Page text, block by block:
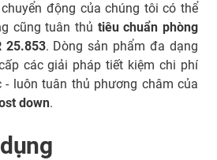
động của chúng tôi có thể
cũng tuân thủ tiêu chuẩn phòng
25.853. Dòng sản phẩm đa dạng
các giải pháp tiết kiệm chi phí
luôn tuân thủ phương châm của
down.